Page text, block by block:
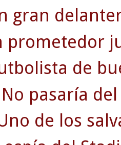
gran
prometedor
de
pasaría
de los